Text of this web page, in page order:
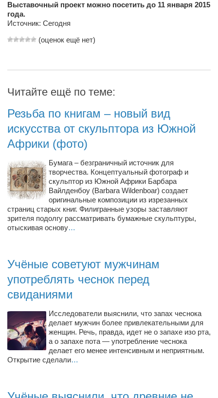
Тенториум -центр независимых дистрибьюторов
«Книголюб» — супермаркет
Багетный двор
МАГАЗИН СТИХОВ НА ЗАКАЗ
«Павел» — магазин мужской одежды
Туризм
«Траверс» — экипировочный центр
Журналисты
Александр Гвоздик
Музыканты
Евгений Касьяненко
Сергей Коноз
Звукорежиссёры
Alfom Studio
Guitarproduction Studio
Выставочный проект можно посетить до 11 января 2015
года.
Источник: Сегодня
(оценок ещё нет)
Читайте ещё по теме:
Резьба по книгам – новый вид
искусства от скульптора из Южной
Африки (фото)
Бумага – безграничный источник для
творчества. Концептуальный фотограф и
скульптор из Южной Африки Барбара
Вайлденбоу (Barbara Wildenboar) создает
оригинальные композиции из изрезанных
страниц старых книг. Филигранные узоры заставляют
зрителя подолгу рассматривать бумажные скульптуры,
отыскивая основу…
Учёные советуют мужчинам
употреблять чеснок перед
свиданиями
Исследователи выяснили, что запах чеснока
делает мужчин более привлекательными для
женщин. Речь, правда, идет не о запахе изо рта,
а о запахе пота — употребление чеснока
делает его менее интенсивным и неприятным.
Открытие сделали…